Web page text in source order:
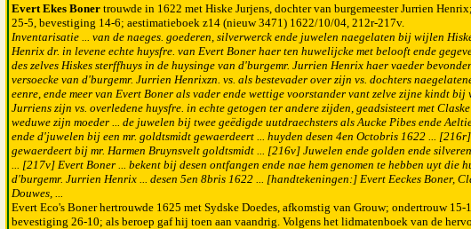
Evert Ekes Boner trouwde in 1622 met Hiske Jurjens, dochter van burgemeester Jurrien
25-5, bevestiging 14-6; aestimatieboek z14 (nieuw 3471) 1622/10/04, 212r-217v.
Inventarisatie ... van de naeges. goederen, silverwerck ende juwelen naegelaten bij wijlen
Henrix dr. in levene echte huysfre. van Evert Boner haer ten huwelijcke met belooft ende
des zelves Hiskes sterffhuys in de huysinge van d'burgemr. Jurrien Henrix haer vaeder
versoecke van d'burgemr. Jurrien Henrixzn. vs. als bestevader over zijn vs. dochters
eenre, ende meer van Evert Boner als vader ende wettige voorstander vant zelve zijne kindt bij
Jurriens zijn vs. overledene huysfre. in echte getogen ter andere zijden, geadsisteert met
weduwe zijn moeder ... de juwelen bij twee geëdigde uutdraechsters als Aucke Pibes ende
ende d'juwelen bij een mr. goldtsmidt gewaerdeert ... huyden desen 4en Octobris 1622 ...
gewaerdeert bij mr. Harmen Bruynsvelt goldtsmidt ... [216v] Juwelen ende golden ende
... [217v] Evert Boner ... bekent bij desen ontfangen ende nae hem genomen te hebben uyt die
d'burgemr. Jurrien Henrix ... desen 5en 8bris 1622 ... [handtekeningen:] Evert Eeckes Boner,
Douwes, ...
Evert Eco's Boner hertrouwde 1625 met Sydske Doedes, afkomstig van Grouw; ondertrouw 15-
bevestiging 26-10; als beroep gaf hij toen aan vaandrig. Volgens het lidmatenboek van de